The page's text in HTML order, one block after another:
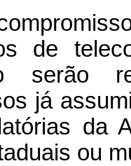
de
serão
já
da
ou